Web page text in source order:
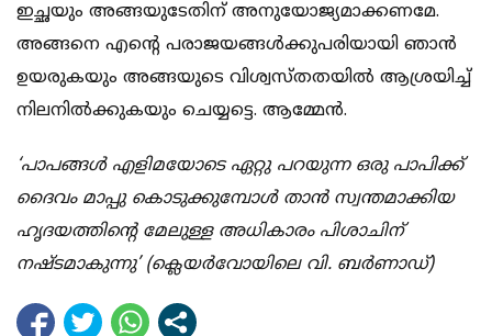
ഇച്ഛയും അങ്ങയുടേതിന് അനുയോജ്യമാക്കണമേ.
അങ്ങനെ എന്റെ പരാജയങ്ങള്‍ക്കുപരിയായി ഞാന്‍
ഉയരുകയും അങ്ങയുടെ വിശ്വസ്തതയില്‍ ആശ്രയിച്ച്
നിലനില്‍ക്കുകയും ചെയ്യട്ടെ. ആമ്മേന്‍.
‘പാപങ്ങള്‍ എളിമയോടെ ഏറ്റു പറയുന്ന ഒരു പാപിക്ക്
ദൈവം മാപ്പു കൊടുക്കുമ്പോള്‍ താന്‍ സ്വന്തമാക്കിയ
ഹൃദയത്തിന്റെ മേലുള്ള അധികാരം പിശാചിന്
നഷ്ടമാകുന്നു’ (ക്ലെയര്‍വോയിലെ വി. ബര്‍ണാഡ്)